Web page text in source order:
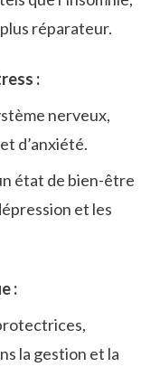
réparateur.
:
nerveux,
d’anxiété.
état de bien-être
et les
:
la gestion et la